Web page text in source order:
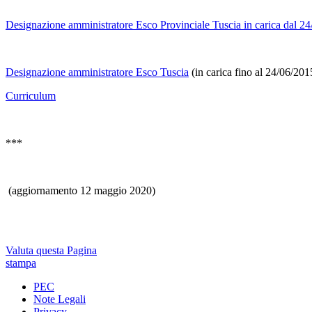
Designazione amministratore Esco Provinciale Tuscia in carica dal
Designazione amministratore Esco Tuscia (in carica fino al 24/06/
Curriculum
***
(aggiornamento 12 maggio 2020)
Valuta questa Pagina
stampa
PEC
Note Legali